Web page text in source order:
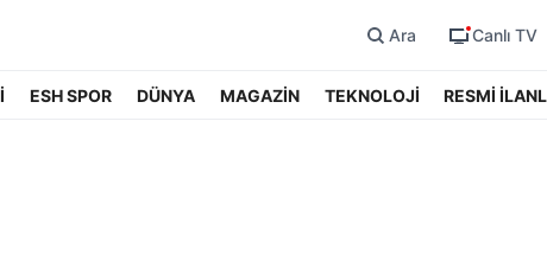
Ara Canlı TV
ESH SPOR DÜNYA MAGAZİN TEKNOLOJİ RESMİ